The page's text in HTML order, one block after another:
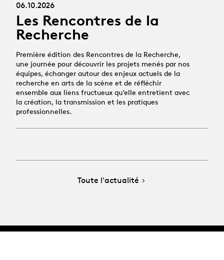
06.10.2026
Les Rencontres de la
Recherche
Première édition des Rencontres de la Recherche,
une journée pour découvrir les projets menés par nos
équipes, échanger autour des enjeux actuels de la
recherche en arts de la scène et de réfléchir
ensemble aux liens fructueux qu’elle entretient avec
la création, la transmission et les pratiques
professionnelles.
Toute l'actualité